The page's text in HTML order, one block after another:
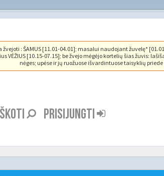
: ŠAMUS [11.01-04.01]; masalui naudojant žuvelę*
VĖŽIUS [10.15-07.15]; be žvejo mėgėjo kortelių šias žuvis:
nėges; upėse ir jų ruožuose išvardintuose taisyklių priede
PRISIJUNGTI